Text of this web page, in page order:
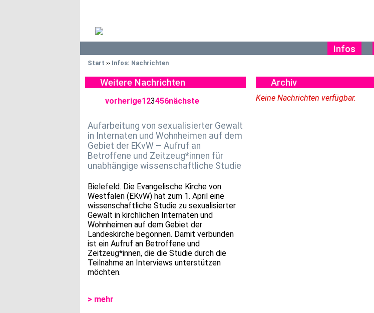
Infos
Start ›› Infos: Nachrichten
Weitere Nachrichten
vorherige123456nächste
Aufarbeitung von sexualisierter Gewalt
in Internaten und Wohnheimen auf dem
Gebiet der EKvW – Aufruf an
Betroffene und Zeitzeug*innen für
unabhängige wissenschaftliche Studie
Bielefeld. Die Evangelische Kirche von
Westfalen (EKvW) hat zum 1. April eine
wissenschaftliche Studie zu sexualisierter
Gewalt in kirchlichen Internaten und
Wohnheimen auf dem Gebiet der
Landeskirche begonnen. Damit verbunden
ist ein Aufruf an Betroffene und
Zeitzeug*innen, die die Studie durch die
Teilnahme an Interviews unterstützen
möchten.
> mehr
Archiv
Keine Nachrichten verfügbar.